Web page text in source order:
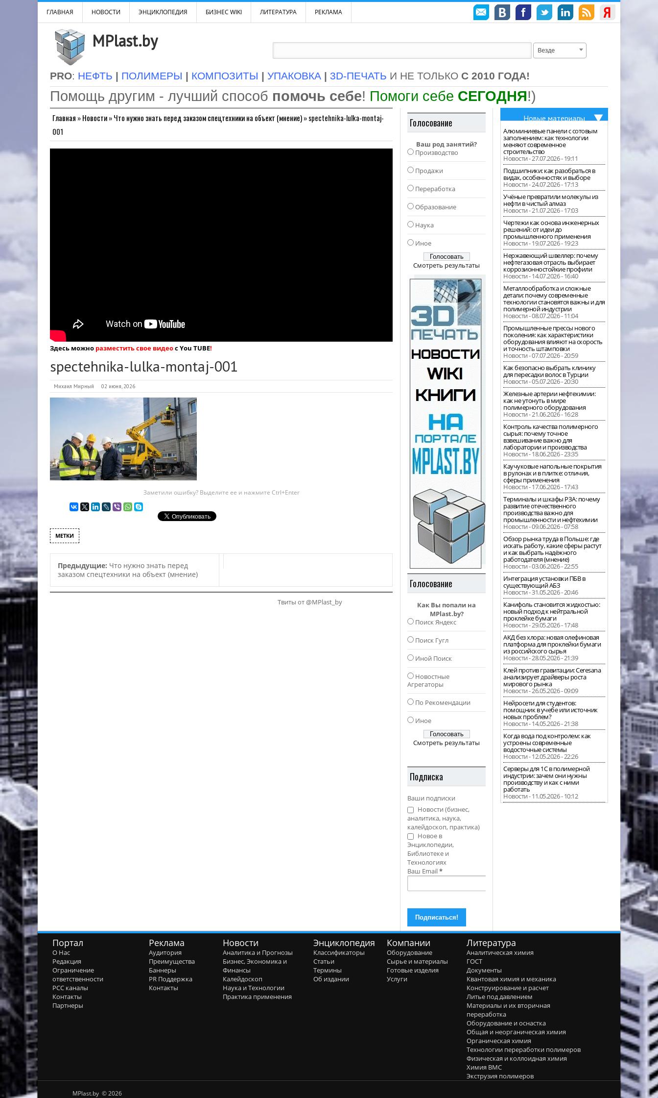
ГЛАВНАЯ НОВОСТИ ЭНЦИКЛОПЕДИЯ БИЗНЕС WIKI ЛИТЕРАТУРА РЕКЛАМА
MPlast.by Везде
PRO: НЕФТЬ | ПОЛИМЕРЫ | КОМПОЗИТЫ | УПАКОВКА | 3D-ПЕЧАТЬ И НЕ ТОЛЬКО С 2010 ГОДА!
Помощь другим - лучший способ помочь себе! Помоги себе СЕГОДНЯ!)
Главная »Новости»Что нужно знать перед заказом спецтехники на объект (мнение)»spectehnika-lulka-montaj-
001
Здесь можно разместить свое видеос You TUBE!
spectehnika-lulka-montaj-001
Михаил Мирный 02 июня, 2026
Заметили ошибку? Выделите ее и нажмите Ctrl+Enter
МЕТКИ
Предыдущие: Что нужно знать перед
заказом спецтехники на объект (мнение)
Твиты от @MPlast_by
Голосование
Ваш род занятий?
Производство
Продажи
Переработка
Образование
Наука
Иное
Смотреть результаты
Голосование
Как Вы попали на
MPlast.by?
Поиск Яндекс
Поиск Гугл
Иной Поиск
Новостные
Агрегаторы
По Рекомендации
Иное
Смотреть результаты
Подписка
Ваши подписки
Новости (бизнес,
аналитика, наука,
калейдоскоп, практика)
Новое в
Энциклопедии,
Библиотеке и
Технологиях
Ваш Email*
Новые материалы
Алюминиевые панели с сотовым
заполнением: как технологии
меняют современное
строительство
Новости - 27.07.2026 - 19:11
Подшипники: как разобраться в
видах, особенностях и выборе
Новости - 24.07.2026 - 17:13
Учёные превратили молекулы из
нефти в чистый алмаз
Новости - 21.07.2026 - 17:03
Чертежи как основа инженерных
решений: от идеи до
промышленного применения
Новости - 19.07.2026 - 19:23
Нержавеющий швеллер: почему
нефтегазовая отрасль выбирает
коррозионностойкие профили
Новости - 14.07.2026 - 16:40
Металлообработка и сложные
детали: почему современные
технологии становятся важны и для
полимерной индустрии
Новости - 08.07.2026 - 11:04
Промышленные прессы нового
поколения: как характеристики
оборудования влияют на скорость
и точность штамповки
Новости - 07.07.2026 - 20:59
Как безопасно выбрать клинику
для пересадки волос в Турции
Новости - 05.07.2026 - 20:30
Железные артерии нефтехимии:
как не утонуть в мире
полимерного оборудования
Новости - 21.06.2026 - 16:28
Контроль качества полимерного
сырья: почему точное
взвешивание важно для
лаборатории и производства
Новости - 18.06.2026 - 23:35
Каучуковые напольные покрытия
в рулонах и в плитке: отличия,
сферы применения
Новости - 17.06.2026 - 17:43
Терминалы и шкафы РЗА: почему
развитие отечественного
производства важно для
промышленности и нефтехимии
Новости - 09.06.2026 - 07:58
Обзор рынка труда в Польше: где
искать работу, какие сферы растут
и как выбрать надёжного
работодателя (мнение)
Новости - 03.06.2026 - 22:55
Интеграция установки ПБВ в
существующий АБЗ
Новости - 31.05.2026 - 20:46
Канифоль становится жидкостью:
новый подход к нейтральной
проклейке бумаги
Новости - 29.05.2026 - 17:48
АКД без хлора: новая олефиновая
платформа для проклейки бумаги
из российского сырья
Новости - 28.05.2026 - 21:39
Клей против гравитации: Ceresana
анализирует драйверы роста
мирового рынка
Новости - 26.05.2026 - 09:09
Нейросети для студентов:
помощник в учебе или источник
новых проблем?
Новости - 14.05.2026 - 21:38
Когда вода под контролем: как
устроены современные
водосточные системы
Новости - 12.05.2026 - 22:26
Серверы для 1С в полимерной
индустрии: зачем они нужны
производству и как с ними
работать
Новости - 11.05.2026 - 10:12
Портал
О Нас
Редакция
Ограничение
ответственности
РСС каналы
Контакты
Партнеры
Реклама
Аудитория
Преимущества
Баннеры
PR Поддержка
Контакты
Новости
Аналитика и Прогнозы
Бизнес, Экономика и
Финансы
Калейдоскоп
Наука и Технологии
Практика применения
Энциклопедия
Классификаторы
Статьи
Термины
Об издании
Компании
Оборудование
Сырье и материалы
Готовые изделия
Услуги
Литература
Аналитическая химия
ГОСТ
Документы
Квантовая химия и механика
Конструирование и расчет
Литье под давлением
Материалы и их вторичная
переработка
Оборудование и оснастка
Общая и неорганическая химия
Органическая химия
Технологии переработки полимеров
Физическая и коллоидная химия
Химия ВМС
Экструзия полимеров
MPlast.by © 2026